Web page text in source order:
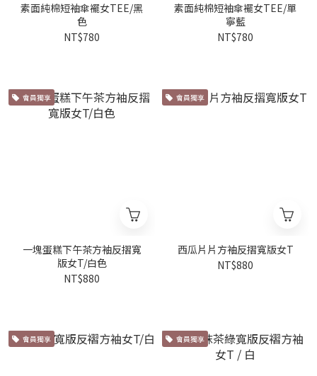
素面純棉短袖傘襬女TEE/黑
色
NT$780
素面純棉短袖傘襬女TEE/單
寧藍
NT$780
會員獨享
一塊蛋糕下午茶方袖反摺寬
版女T/白色
NT$880
會員獨享
西瓜片片方袖反摺寬版女T
NT$880
會員獨享 會員獨享